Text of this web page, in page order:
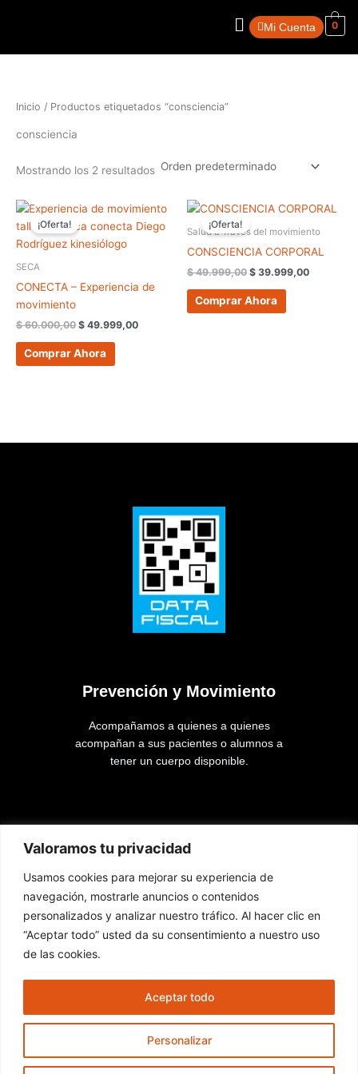
Valoramos tu privacidad
Usamos cookies para mejorar su experiencia de
navegación, mostrarle anuncios o contenidos
personalizados y analizar nuestro tráfico. Al hacer clic en
“Aceptar todo” usted da su consentimiento a nuestro uso
de las cookies.
Personalizar
Aceptar todo
MenúMi Cuenta 0
Inicio / Productos etiquetados “consciencia”
consciencia
Mostrando los 2 resultados
¡Oferta!
SECA
CONECTA – Experiencia de
movimiento
$60.000,00
El
original
era:
$ 49.999,00
El
actual
$ 49.999,00.
Comprar Ahora
¡Oferta!
Salud a Través del movimiento
CONSCIENCIA CORPORAL
$49.999,00
El
original
$ 49.999,00.
$ 39.999,00
El
actual
$
Comprar Ahora
Prevención y Movimiento
Acompañamos a quienes a quienes
acompañan a sus pacientes o alumnos a
tener un cuerpo disponible.
Lista de páginas
Inicio
Cursos
Contacto
Nuestras redes
F
c
I
s
Y
o
u